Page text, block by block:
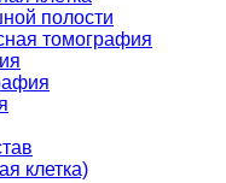
полости
томография
клетка)